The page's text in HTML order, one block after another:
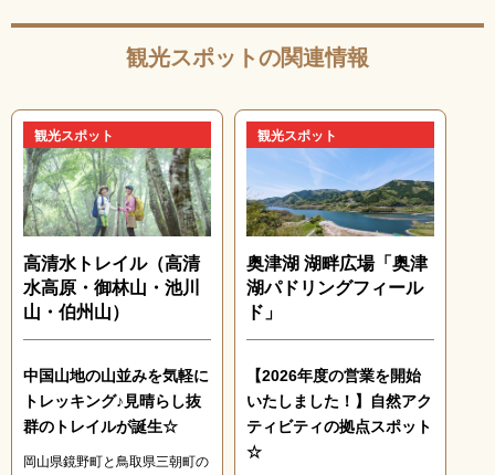
観光スポットの関連情報
観光スポット
高清水トレイル（高清
水高原・御林山・池川
山・伯州山）
中国山地の山並みを気軽に
トレッキング♪見晴らし抜
群のトレイルが誕生☆
岡山県鏡野町と鳥取県三朝町の
観光スポット
奥津湖 湖畔広場「奥津
湖パドリングフィール
ド」
【2026年度の営業を開始
いたしました！】自然アク
ティビティの拠点スポット
☆